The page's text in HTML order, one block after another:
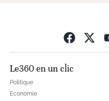
Le360 en un clic
Politique
Economie